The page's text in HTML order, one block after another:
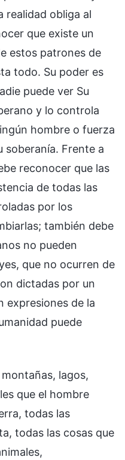
realidad obliga al
que existe un
estos patrones de
todo. Su poder es
puede ver Su
y lo controla
hombre o fuerza
soberanía. Frente a
reconocer que las
de todas las
por los
también debe
no pueden
que no ocurren de
dictadas por un
expresiones de la
puede
lagos,
que el hombre
todas las
todas las cosas que